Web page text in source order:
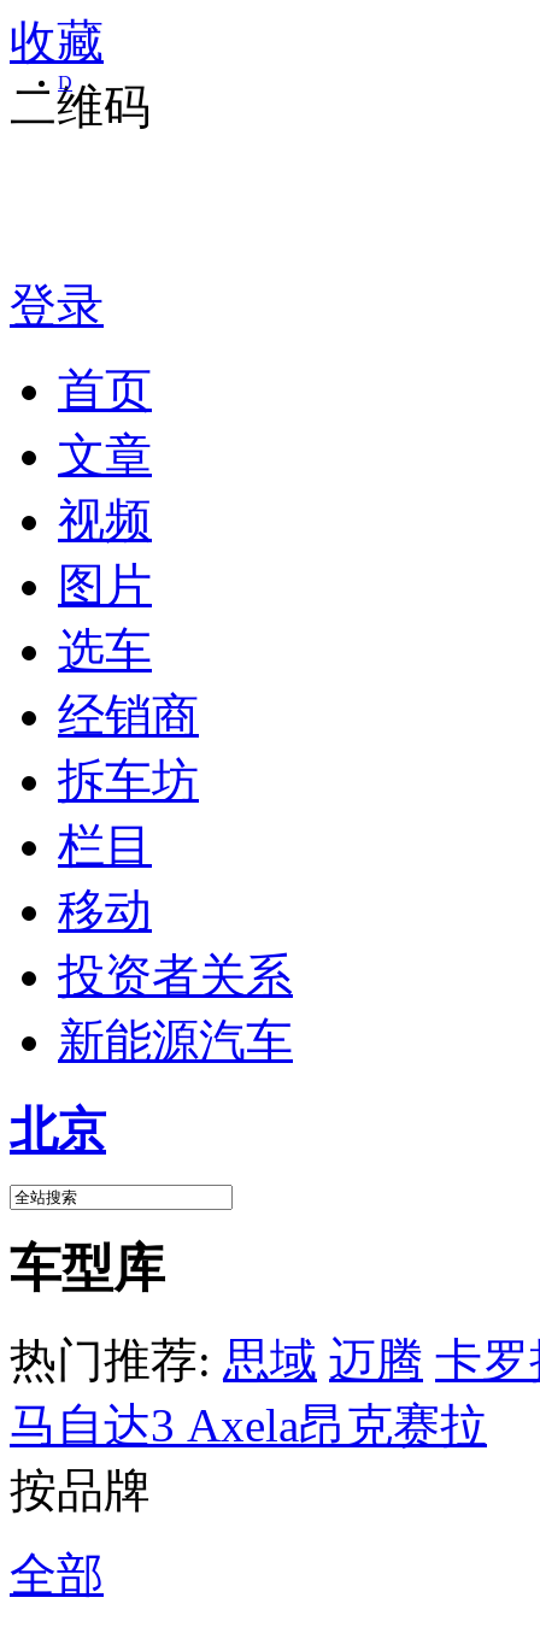
收藏
二维码
登录
首页
文章
视频
图片
选车
经销商
拆车坊
栏目
移动
投资者关系
新能源汽车
北京
车型库
热门推荐: 思域 迈腾 卡罗
马自达3 Axela昂克赛拉
按品牌
全部
D